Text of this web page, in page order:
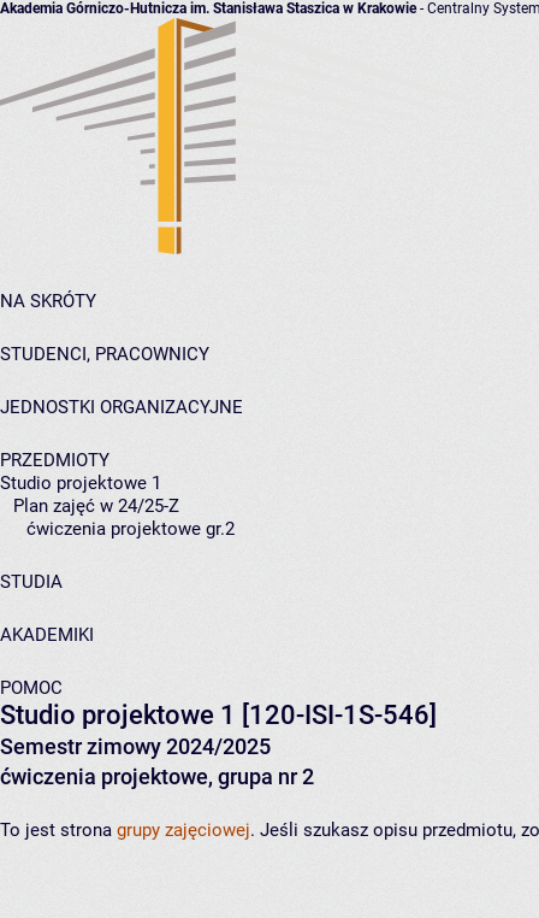
Akademia Górniczo-Hutnicza im. Stanisława Staszica w Krakowie- Centralny
NA SKRÓTY
STUDENCI, PRACOWNICY
JEDNOSTKI ORGANIZACYJNE
PRZEDMIOTY
Studio projektowe 1
Plan zajęć w 24/25-Z
ćwiczenia projektowe gr.2
STUDIA
AKADEMIKI
POMOC
Studio projektowe 1 [120-ISI-1S-546]
Semestr zimowy 2024/2025
ćwiczenia projektowe, grupa nr 2
To jest strona grupy zajęciowej. Jeśli szukasz opisu przedmiotu,